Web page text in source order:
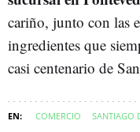
cariño, junto con las
ingredientes que
casi centenario de
COMERCIO SANTIAGO